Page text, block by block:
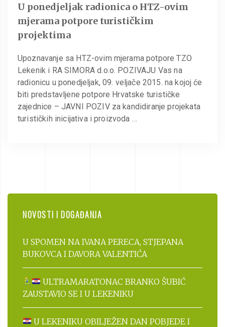
U ponedjeljak radionica o HTZ-ovim
mjerama potpore turističkim
projektima
Upoznavanje sa HTZ-ovim mjerama potpore TZO
Lekenik i RA SIMORA d.o.o. POZIVAJU Vas na
radionicu u ponedjeljak, 09. veljače 2015. na kojoj će
biti predstavljene potpore Hrvatske turističke
zajednice – JAVNI POZIV za kandidiranje projekata
turističkih inicijativa i proizvoda …
NOVOSTI I DOGAĐANJA
U SPOMEN NA IVANA PERECA, STJEPANA
BUKOVCA I DAVORA VALENTIĆA
ULTRAMARATONAC BRANKO ŠUBIĆ
ZAUSTAVIO SE I U LEKENIKU
U LEKENIKU OBILJEŽEN DAN POBJEDE I